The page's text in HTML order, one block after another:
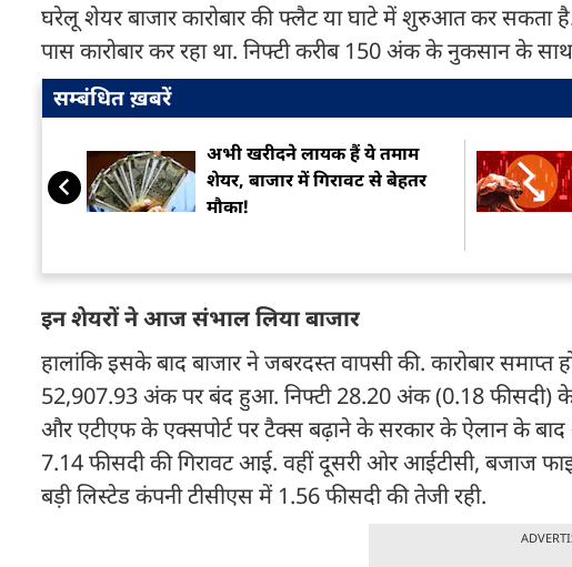
घरेलू शेयर बाजार कारोबार की फ्लैट या घाटे में शुरुआत कर
पास कारोबार कर रहा था. निफ्टी करीब 150 अंक के नुकसान के
सम्बंधित ख़बरें
अभी खरीदने लायक हैं ये तमाम
शेयर, बाजार में गिरावट से बेहतर
मौका!
इन शेयरों ने आज संभाल लिया बाजार
हालांकि इसके बाद बाजार ने जबरदस्त वापसी की. कारोबार
52,907.93 अंक पर बंद हुआ. निफ्टी 28.20 अंक (0.18 फीसदी)
और एटीएफ के एक्सपोर्ट पर टैक्स बढ़ाने के सरकार के ऐलान के
7.14 फीसदी की गिरावट आई. वहीं दूसरी ओर आईटीसी, बजाज
बड़ी लिस्टेड कंपनी टीसीएस में 1.56 फीसदी की तेजी रही.